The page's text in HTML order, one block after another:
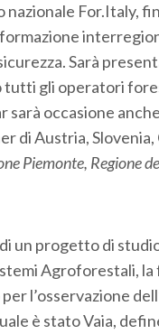
For.Italy,
Sarà
tutti gli operatori
occasione
Austria, Slovenia,
Piemonte, Regione
di un progetto di
Agroforestali,
l’osservazione
è stato Vaia,